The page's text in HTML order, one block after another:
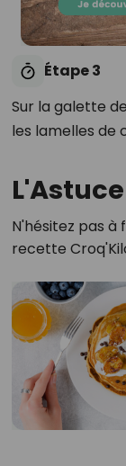
Étape 3
Sur la galette
les lamelles de
N'hésitez pas à
recette